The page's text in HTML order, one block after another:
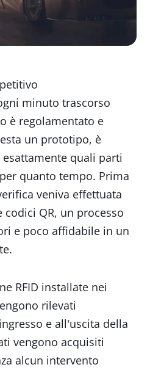
minuto trascorso
è regolamentato e
un prototipo, è
quali parti
quanto tempo. Prima
veniva effettuata
QR, un processo
e poco affidabile in un
RFID installate nei
rilevati
e all'uscita della
vengono acquisiti
alcun intervento